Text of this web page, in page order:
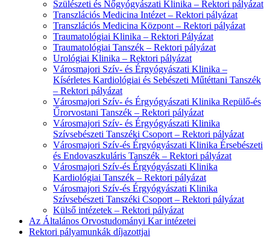
Szülészeti és Nőgyógyászati Klinika – Rektori pályázat
Transzlációs Medicina Intézet – Rektori pályázat
Transzlációs Medicina Központ – Rektori pályázat
Traumatológiai Klinika – Rektori Pályázat
Traumatológiai Tanszék – Rektori pályázat
Urológiai Klinika – Rektori pályázat
Városmajori Szív- és Érgyógyászati Klinika –
Kísérletes Kardiológiai és Sebészeti Műtéttani Tanszék
– Rektori pályázat
Városmajori Szív- és Érgyógyászati Klinika Repülő-és
Űrorvostani Tanszék – Rektori pályázat
Városmajori Szív- és Érgyógyászati Klinika
Szívsebészeti Tanszéki Csoport – Rektori pályázat
Városmajori Szív-és Érgyógyászati Klinika Érsebészeti
és Endovaszkuláris Tanszék – Rektori pályázat
Városmajori Szív-és Érgyógyászati Klinika
Kardiológiai Tanszék – Rektori pályázat
Városmajori Szív-és Érgyógyászati Klinika
Szívsebészeti Tanszéki Csoport – Rektori pályázat
Külső intézetek – Rektori pályázat
Az Általános Orvostudományi Kar intézetei
Rektori pályamunkák díjazottjai